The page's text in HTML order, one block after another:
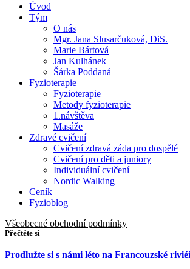
Úvod
Tým
O nás
Mgr. Jana Slusarčuková, DiS.
Marie Bártová
Jan Kulhánek
Šárka Poddaná
Fyzioterapie
Fyzioterapie
Metody fyzioterapie
1.návštěva
Masáže
Zdravé cvičení
Cvičení zdravá záda pro dospělé
Cvičení pro děti a juniory
Individuální cvičení
Nordic Walking
Ceník
Fyzioblog
Všeobecné obchodní podmínky
Přečtěte si
Prodlužte si s námi léto na Francouzské